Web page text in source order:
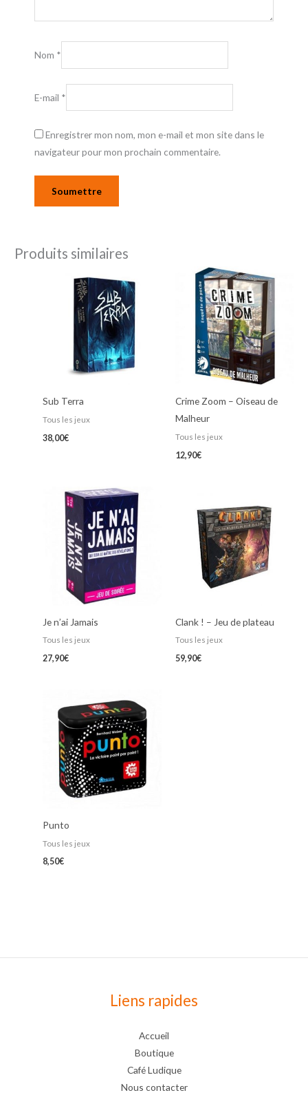
Nom *
E-mail *
Enregistrer mon nom, mon e-mail et mon site dans le
navigateur pour mon prochain commentaire.
Produits similaires
Sub Terra
Tous les jeux
38,00€
Crime Zoom – Oiseau de
Malheur
Tous les jeux
12,90€
Je n’ai Jamais
Tous les jeux
27,90€
Clank ! – Jeu de plateau
Tous les jeux
59,90€
Punto
Tous les jeux
8,50€
Liens rapides
Accueil
Boutique
Café Ludique
Nous contacter